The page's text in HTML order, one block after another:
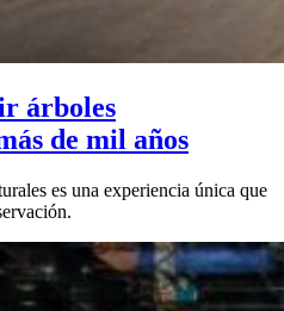
árboles
de mil años
es una experiencia única que